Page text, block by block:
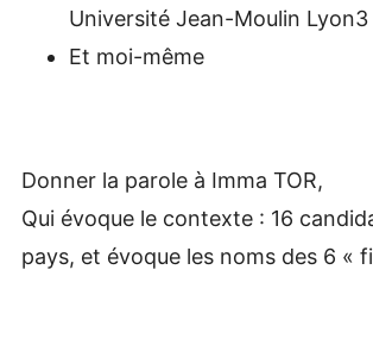
Université Jean-Moulin Lyon3
Et moi-même
Donner la parole à Imma TOR,
Qui évoque le contexte : 16
pays, et évoque les noms des 6 «